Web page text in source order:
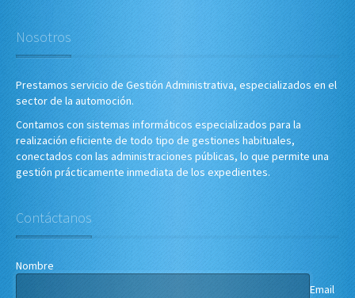
Nosotros
Prestamos servicio de Gestión Administrativa, especializados en el
sector de la automoción.
Contamos con sistemas informáticos especializados para la
realización eficiente de todo tipo de gestiones habituales,
conectados con las administraciones públicas, lo que permite una
gestión prácticamente inmediata de los expedientes.
Contáctanos
Nombre
Email